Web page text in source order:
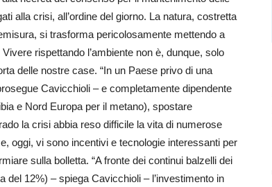
alla crisi, all’ordine del giorno. La natura, costretta
si trasforma pericolosamente mettendo a
rispettando l’ambiente non è, dunque, solo
delle nostre case. “In un Paese privo di una
Cavicchioli – e completamente dipendente
e Nord Europa per il metano), spostare
la crisi abbia reso difficile la vita di numerose
oggi, vi sono incentivi e tecnologie interessanti per
sulla bolletta. “A fronte dei continui balzelli dei
del 12%) – spiega Cavicchioli – l’investimento in